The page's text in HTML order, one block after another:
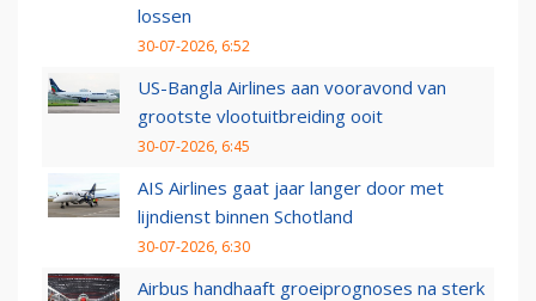
lossen
30-07-2026, 6:52
US-Bangla Airlines aan vooravond van
grootste vlootuitbreiding ooit
30-07-2026, 6:45
AIS Airlines gaat jaar langer door met
lijndienst binnen Schotland
30-07-2026, 6:30
Airbus handhaaft groeiprognoses na sterk